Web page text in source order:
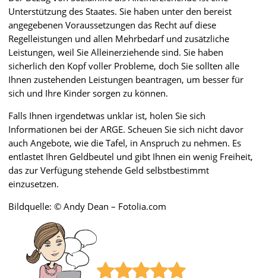
Unterstützung des Staates. Sie haben unter den bereist
angegebenen Voraussetzungen das Recht auf diese
Regelleistungen und allen Mehrbedarf und zusätzliche
Leistungen, weil Sie Alleinerziehende sind. Sie haben
sicherlich den Kopf voller Probleme, doch Sie sollten alle
Ihnen zustehenden Leistungen beantragen, um besser für
sich und Ihre Kinder sorgen zu können.
Falls Ihnen irgendetwas unklar ist, holen Sie sich
Informationen bei der ARGE. Scheuen Sie sich nicht davor
auch Angebote, wie die Tafel, in Anspruch zu nehmen. Es
entlastet Ihren Geldbeutel und gibt Ihnen ein wenig Freiheit,
das zur Verfügung stehende Geld selbstbestimmt
einzusetzen.
Bildquelle: © Andy Dean – Fotolia.com